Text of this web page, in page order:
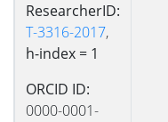
ResearcherID:
T-3316-2017,
h-index = 1
ORCID ID:
0000-0001-